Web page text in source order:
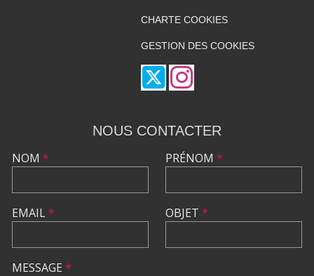
CHARTE COOKIES
GESTION DES COOKIES
NOUS CONTACTER
NOM *
EMAIL*
PRÉNOM *
OBJET *
MESSAGE *